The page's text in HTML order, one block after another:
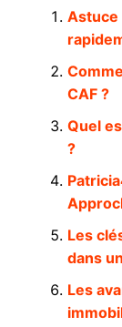
Astuce
CAF ?
Quel
?
Les
dans
Les